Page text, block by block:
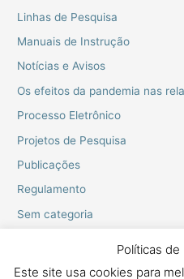
Linhas de Pesquisa
Manuais de Instrução
Notícias e Avisos
Os efeitos da pandemia nas
Processo Eletrônico
Projetos de Pesquisa
Publicações
Regulamento
Sem categoria
Políticas de
Este site usa cookies para